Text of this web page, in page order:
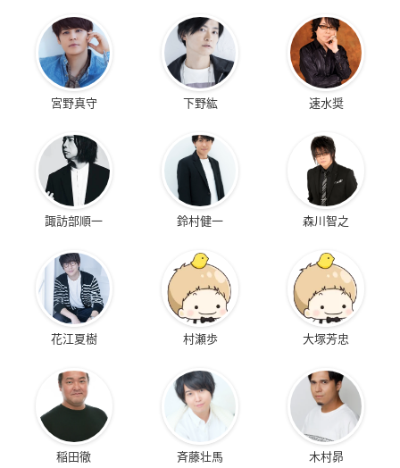
宮野真守 下野紘 速水奨
諏訪部順一 鈴村健一 森川智之
花江夏樹 村瀬歩 大塚芳忠
稲田徹 斉藤壮馬 木村昴